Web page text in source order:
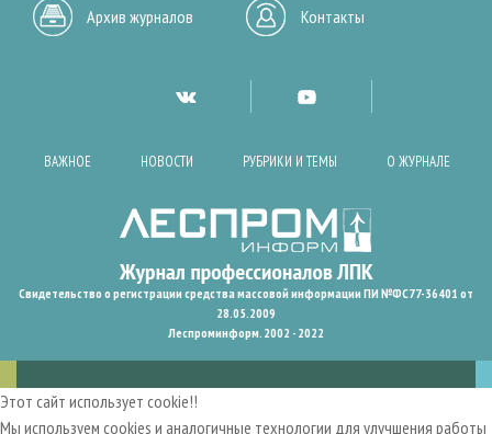
Архив журналов Контакты
ВАЖНОЕ НОВОСТИ РУБРИКИ И ТЕМЫ О ЖУРНАЛЕ
Свидетельство о регистрации средства массовой информации ПИ №ФС77-36401 от
28.05.2009
Леспроминформ. 2002 - 2022
Этот сайт использует cookie!!
Мы используем cookies и аналогичные технологии для улучшения работы